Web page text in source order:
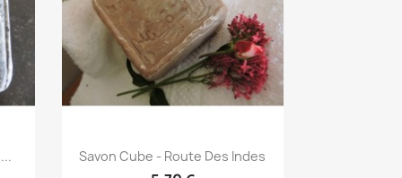
Aperçu rapide
Savon Cube - Route Des Indes